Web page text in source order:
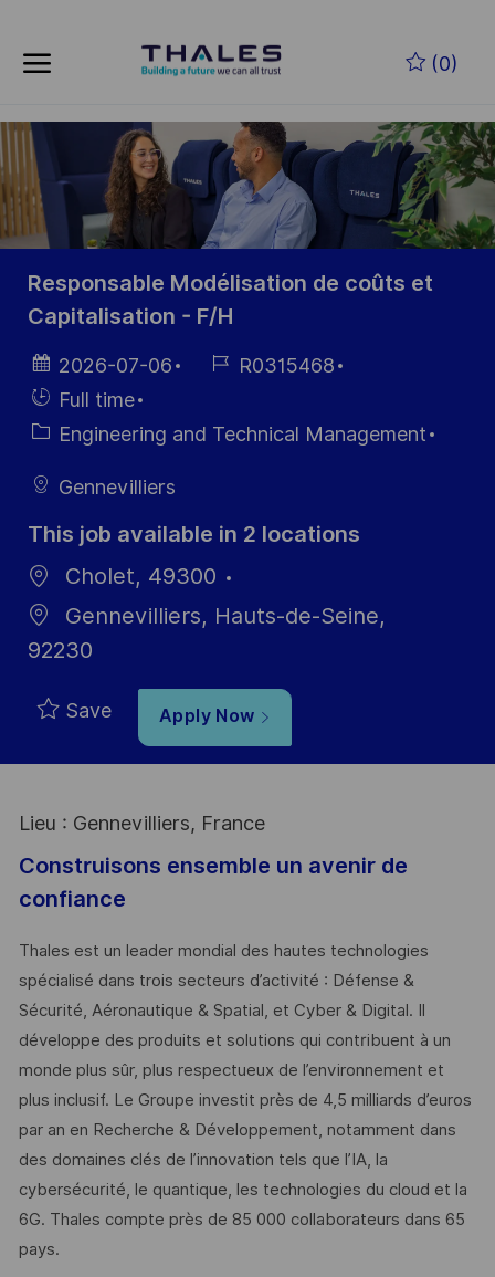
(0)
-
Responsable Modélisation de coûts et
Capitalisation - F/H
Posted
Date
2026-07-06
Job R0315468
Hiring
Type
Full time
CategoryEngineering and Technical Management
Gennevilliers
This job available in 2 locations
Cholet, 49300
Gennevilliers, Hauts-de-Seine,
92230
Save Apply Now
Lieu : Gennevilliers, France
Construisons ensemble un avenir de
confiance
Thales est un leader mondial des hautes technologies
spécialisé dans trois secteurs d’activité : Défense &
Sécurité, Aéronautique & Spatial, et Cyber & Digital. Il
développe des produits et solutions qui contribuent à un
monde plus sûr, plus respectueux de l’environnement et
plus inclusif. Le Groupe investit près de 4,5 milliards d’euros
par an en Recherche & Développement, notamment dans
des domaines clés de l’innovation tels que l’IA, la
cybersécurité, le quantique, les technologies du cloud et la
6G. Thales compte près de 85 000 collaborateurs dans 65
pays. ​